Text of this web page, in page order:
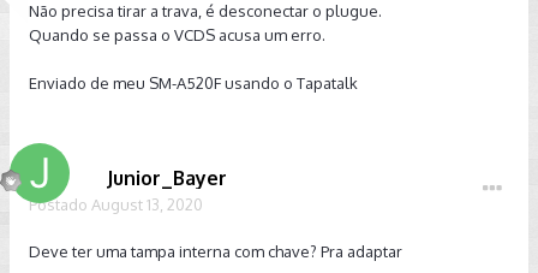
Não precisa tirar a trava, é desconectar o plugue.
Quando se passa o VCDS acusa um erro.
Enviado de meu SM-A520F usando o Tapatalk
Junior_Bayer
Postado August 13, 2020
Deve ter uma tampa interna com chave? Pra adaptar